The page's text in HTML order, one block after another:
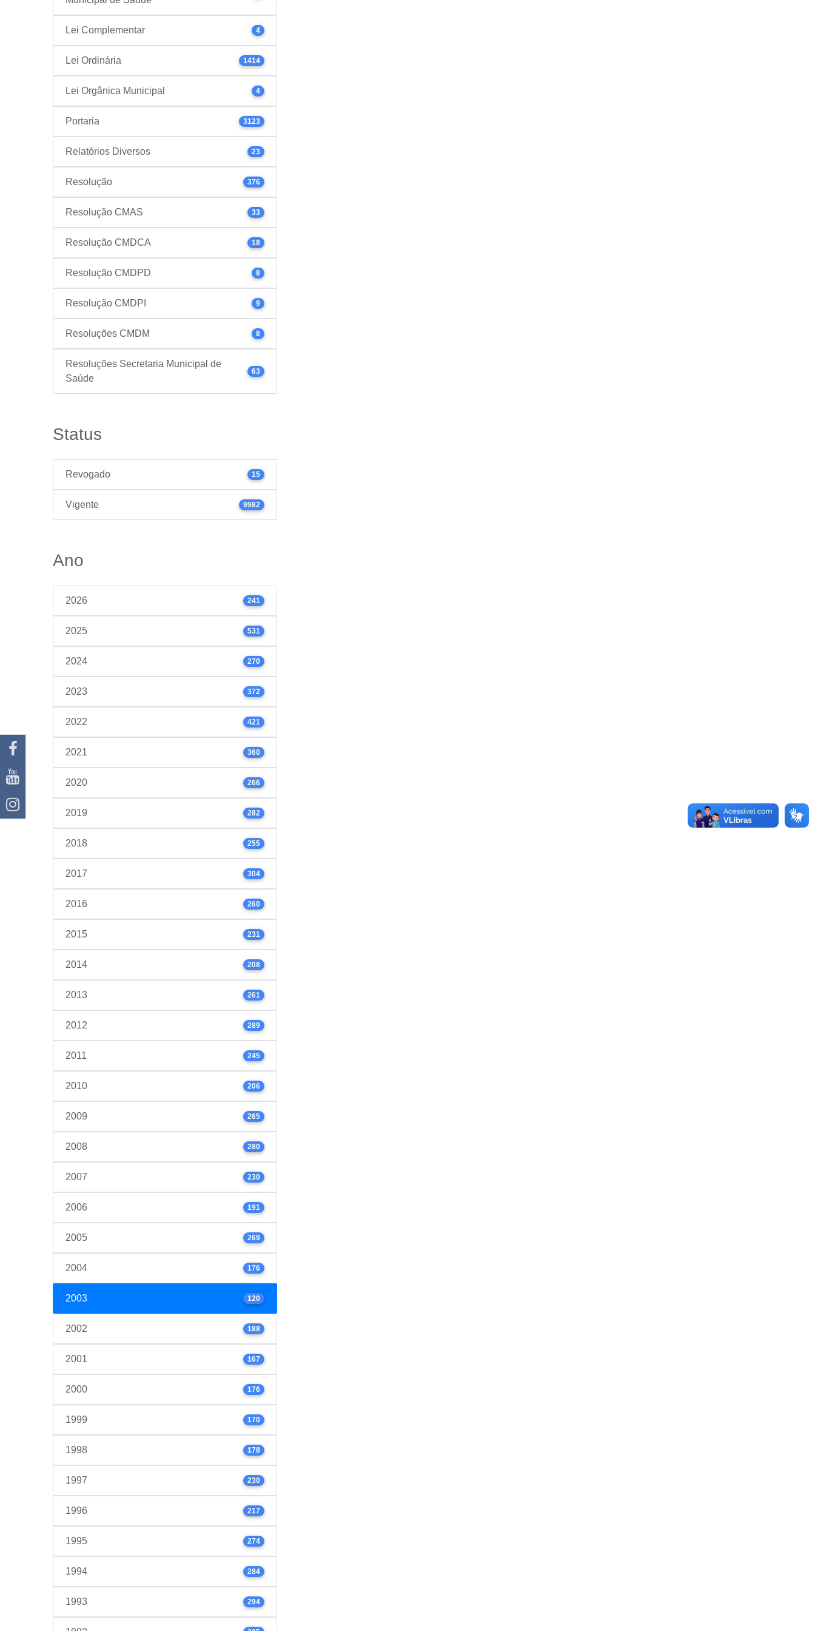
Lei Complementar 4
Lei Ordinária 1414
Lei Orgânica Municipal 4
Portaria 3123
Relatórios Diversos 23
Resolução 376
Resolução CMAS 33
Resolução CMDCA 18
Resolução CMDPD 8
Resolução CMDPI 9
Resoluções CMDM 8
Resoluções Secretaria Municipal de
Saúde
63
Status
Revogado 15
Vigente 9982
Ano
2026 241
2025 531
2024 270
2023 372
2022 421
2021 360
2020 266
2019 282
2018 255
2017 304
2016 260
2015 231
2014 208
2013 261
2012 289
2011 245
2010 206
2009 265
2008 280
2007 230
2006 191
2005 269
2004 176
2003 120
2002 188
2001 167
2000 176
1999 170
1998 178
1997 230
1996 217
1995 274
1994 284
1993 294